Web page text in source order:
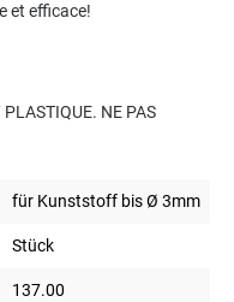
et efficace!
NE PAS
für Kunststoff bis Ø 3mm
Stück
137.00